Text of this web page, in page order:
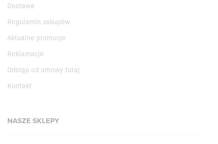
Dostawa
Regulamin zakupów
Aktualne promocje
Reklamacje
Odstąp od umowy tutaj
Kontakt
NASZE SKLEPY